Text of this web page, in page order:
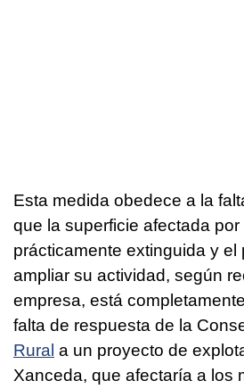
Esta medida obedece a la
que la superficie afectada
prácticamente extinguida y el
ampliar su actividad, según
empresa, está
falta de respuesta de la
Rural a un proyecto de
Xanceda, que afectaría a los